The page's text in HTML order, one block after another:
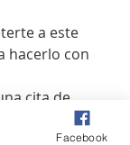
a este
hacerlo con
cita de
Facebook